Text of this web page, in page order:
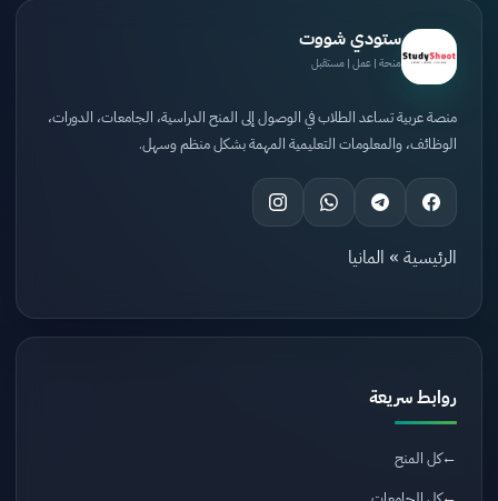
ستودي شووت
منحة | عمل | مستقبل
منصة عربية تساعد الطلاب في الوصول إلى المنح الدراسية، الجامعات، الدورات،
الوظائف، والمعلومات التعليمية المهمة بشكل منظم وسهل.
الرئيسية » المانيا
روابط سريعة
كل المنح